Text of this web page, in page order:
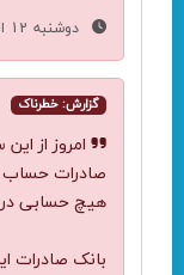
دوشنبه 12 امرداد 1405 16:13
گزارش: خطرناک
امروز از
صادرات حساب
هیچ حسابی در
بانک صادرات